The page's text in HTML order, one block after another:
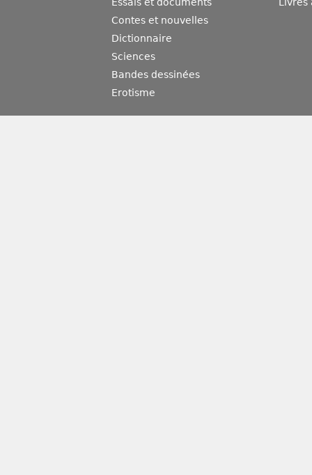
Essais et documents
Contes et nouvelles
Dictionnaire
Sciences
Bandes dessinées
Erotisme
Livres